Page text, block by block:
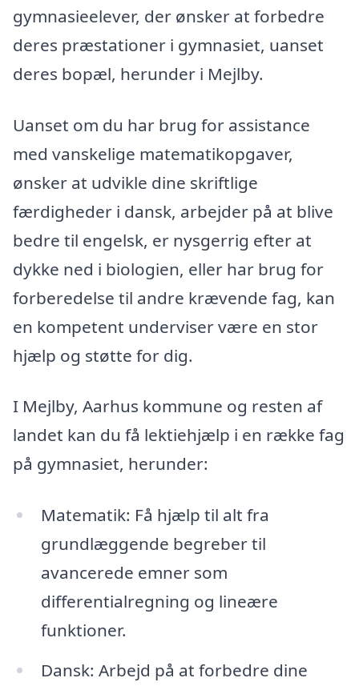
gymnasieelever, der ønsker at forbedre
deres præstationer i gymnasiet, uanset
deres bopæl, herunder i Mejlby.
Uanset om du har brug for assistance
med vanskelige matematikopgaver,
ønsker at udvikle dine skriftlige
færdigheder i dansk, arbejder på at blive
bedre til engelsk, er nysgerrig efter at
dykke ned i biologien, eller har brug for
forberedelse til andre krævende fag, kan
en kompetent underviser være en stor
hjælp og støtte for dig.
I Mejlby, Aarhus kommune og resten af
landet kan du få lektiehjælp i en række fag
på gymnasiet, herunder:
Matematik: Få hjælp til alt fra
grundlæggende begreber til
avancerede emner som
differentialregning og lineære
funktioner.
Dansk: Arbejd på at forbedre dine